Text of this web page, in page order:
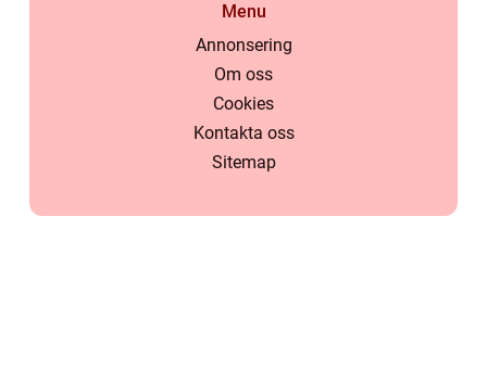
Menu
Annonsering
Om oss
Cookies
Kontakta oss
Sitemap